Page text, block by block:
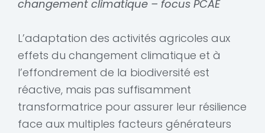
changement climatique – focus PCAE
L’adaptation des activités agricoles aux
effets du changement climatique et à
l’effondrement de la biodiversité est
réactive, mais pas suffisamment
transformatrice pour assurer leur résilience
face aux multiples facteurs générateurs